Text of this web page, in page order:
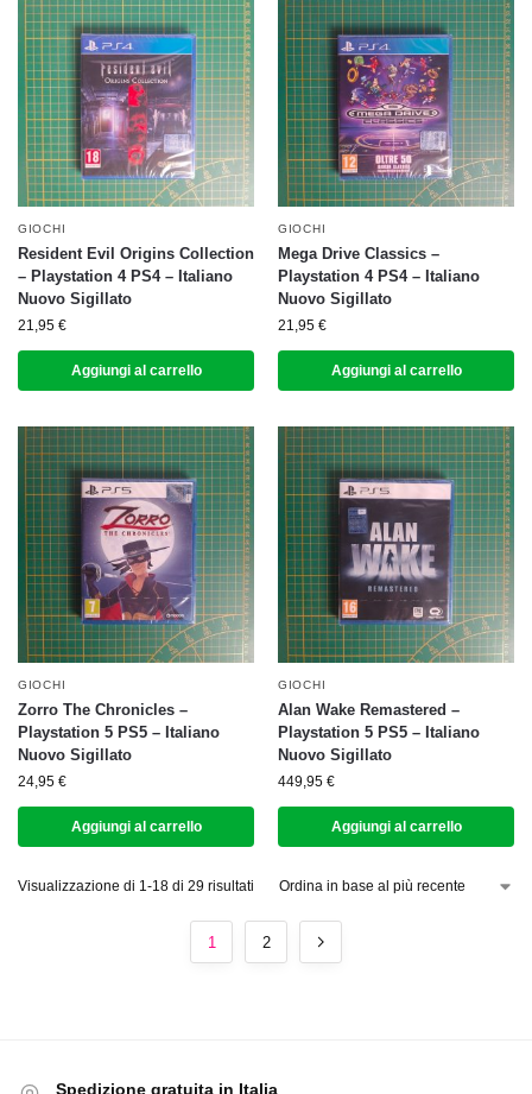
GIOCHI
Resident Evil Origins Collection
– Playstation 4 PS4 – Italiano
Nuovo Sigillato
21,95 €
Aggiungi al carrello
GIOCHI
Mega Drive Classics –
Playstation 4 PS4 – Italiano
Nuovo Sigillato
21,95 €
Aggiungi al carrello
GIOCHI
Zorro The Chronicles –
Playstation 5 PS5 – Italiano
Nuovo Sigillato
24,95 €
Aggiungi al carrello
GIOCHI
Alan Wake Remastered –
Playstation 5 PS5 – Italiano
Nuovo Sigillato
449,95 €
Aggiungi al carrello
Visualizzazione di 1-18 di 29 risultati
1 2
Spedizione gratuita in Italia